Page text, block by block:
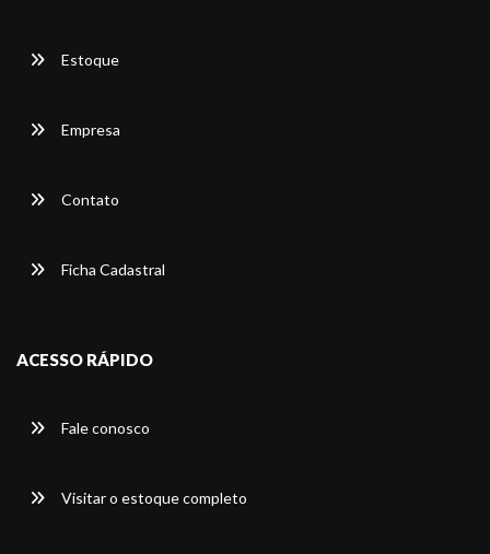
Estoque
Empresa
Contato
Ficha Cadastral
ACESSO RÁPIDO
Fale conosco
Visitar o estoque completo